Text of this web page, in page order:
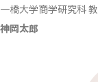
一橋大学商学研究科 教
神岡太郎